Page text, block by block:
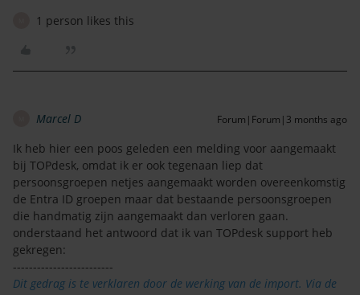
1 person likes this
Marcel D Forum|Forum|3 months ago
Ik heb hier een poos geleden een melding voor aangemaakt
bij TOPdesk, omdat ik er ook tegenaan liep dat
persoonsgroepen netjes aangemaakt worden overeenkomstig
de Entra ID groepen maar dat bestaande persoonsgroepen
die handmatig zijn aangemaakt dan verloren gaan.
onderstaand het antwoord dat ik van TOPdesk support heb
gekregen:
-------------------------
Dit gedrag is te verklaren door de werking van de import. Via de